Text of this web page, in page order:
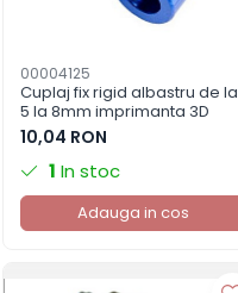
00004125
Cuplaj fix rigid albastru de la
5 la 8mm imprimanta 3D
10,04 RON
1 In stoc
Adauga in cos